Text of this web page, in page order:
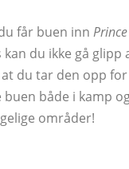
får buen inn
kan du ikke gå glipp
du tar den opp
buen både i kamp
områder!